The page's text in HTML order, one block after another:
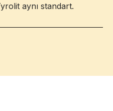
aynı standart.